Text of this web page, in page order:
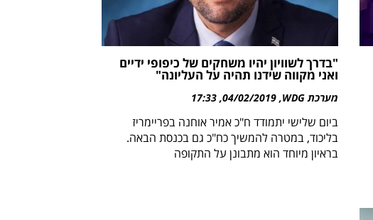
"בדרך לשוויון יהיו משחקים של כיפופי ידיים
ואני מקווה שידנו תהיה על העליונה"
מערכת WDG 04/02/2019
17:33
ביום שלישי יתמודד ח"כ אמיר אוחנה בפריימריז
בליכוד, במטרה להמשיך כח"כ גם בכנסת הבאה.
בראיון מיוחד הוא מתבונן על התקופה